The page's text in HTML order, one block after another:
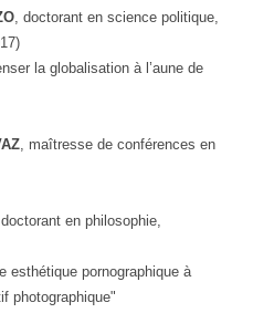
, doctorant en science politique,
la globalisation à l’aune de
, maîtresse de conférences en
en philosophie,
esthétique pornographique à
photographique"